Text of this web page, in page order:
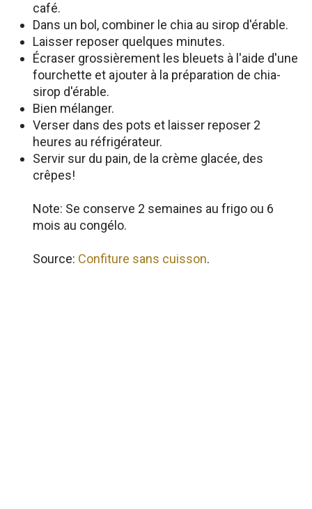
café.
Dans un bol, combiner le chia au sirop d'érable.
Laisser reposer quelques minutes.
Écraser grossièrement les bleuets à l'aide d'une
fourchette et ajouter à la préparation de chia-
sirop d'érable.
Bien mélanger.
Verser dans des pots et laisser reposer 2
heures au réfrigérateur.
Servir sur du pain, de la crème glacée, des
crêpes!
Note: Se conserve 2 semaines au frigo ou 6
mois au congélo.
Source: Confiture sans cuisson.